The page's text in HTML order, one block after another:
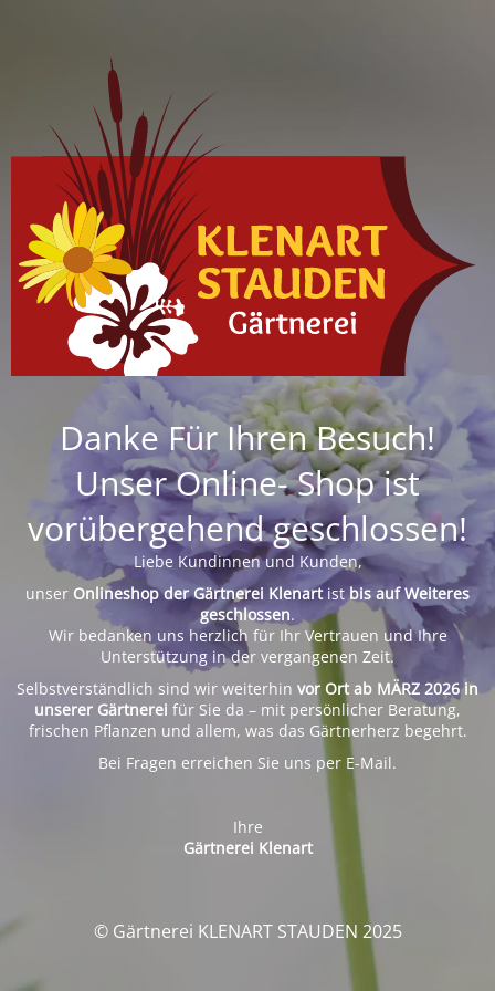
Danke Für Ihren Besuch!
Unser Online- Shop ist
vorübergehend geschlossen!
Liebe Kundinnen und Kunden,
unser Onlineshop der Gärtnerei Klenartistbis auf Weiteres
geschlossen.
Wir bedanken uns herzlich für Ihr Vertrauen und Ihre
Unterstützung in der vergangenen Zeit.
Selbstverständlich sind wir weiterhin vor Ort ab MÄRZ 2026 in
unserer Gärtnerei für Sie da – mit persönlicher Beratung,
frischen Pflanzen und allem, was das Gärtnerherz begehrt.
Bei Fragen erreichen Sie uns per E-Mail.
Ihre
Gärtnerei Klenart
© Gärtnerei KLENART STAUDEN 2025